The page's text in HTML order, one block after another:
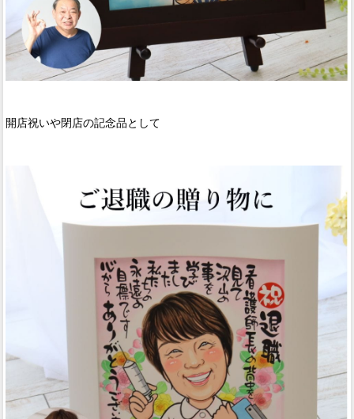
開店祝いや閉店の記念品として